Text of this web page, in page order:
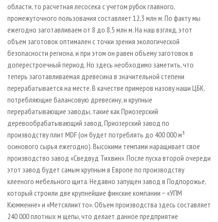
области, то расчетная лесосека с учетом рубок главного,
промежуточного пользования составляет 12,3 млн м. По факту мы
ежегодно заготавливаем от 8 до 8,5 млн м. На наш взгляд, этот
объем заготовок оптимален с точки зрения экологической
безопасности региона, и при этом он равен объему заготовок в
доперестроечный период. Но здесь необходимо заметить, что
теперь заготавливаемая древесина в значительной степени
перерабатывается на месте. В качестве примеров назову наши ЦБК,
потребляющие балансовую древесину, и крупные
перерабатывающие заводы, такие как Приозерский
деревообрабатывающий завод, Приозерский завод по
производству плит MDF (он будет потреблять до 400 000 м³
осинового сырья ежегодно). Высокими темпами наращивает свое
производство завод «Сведвуд Тихвин». После пуска второй очереди
этот завод будет самым крупным в Европе по производству
клееного мебельного щита. Недавно запущен завод в Подпорожье,
который строили две крупнейшие финские компании − «УПМ
Кюмменне» и «Метсялиитто». Объем производства здесь составляет
240 000 плотных м щепы, что делает данное предприятие